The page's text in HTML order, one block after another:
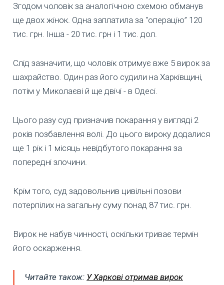
Згодом чоловік за аналогічною схемою обманув
ще двох жінок. Одна заплатила за "операцію” 120
тис. грн. Інша - 20 тис. грн і 1 тис. дол.
Слід зазначити, що чоловік отримує вже 5 вирок за
шахрайство. Один раз його судили на Харківщині,
потім у Миколаєві й ще двічі - в Одесі.
Цього разу суд призначив покарання у вигляді 2
років позбавлення волі. До цього вироку додалися
ще 1 рік і 1 місяць невідбутого покарання за
попередні злочини.
Крім того, суд задовольнив цивільні позови
потерпілих на загальну суму понад 87 тис. грн.
Вирок не набув чинності, оскільки триває термін
його оскарження.
Читайте також: У Харкові отримав вирок